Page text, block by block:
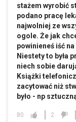
stażem wyrobić
podano pracę
najwolniej ze
ogole. Że jak
powinieneś iść
Niestety to była
niech sobie
Książki
zacytować niż
było - np
80 2